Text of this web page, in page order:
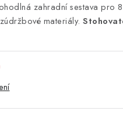
zahradní sestava pro
materiály.